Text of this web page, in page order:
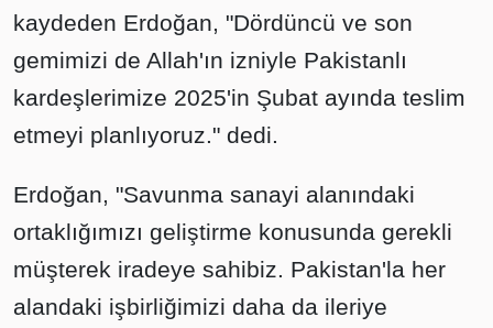
kaydeden Erdoğan, "Dördüncü ve son
gemimizi de Allah'ın izniyle Pakistanlı
kardeşlerimize 2025'in Şubat ayında teslim
etmeyi planlıyoruz." dedi.
Erdoğan, "Savunma sanayi alanındaki
ortaklığımızı geliştirme konusunda gerekli
müşterek iradeye sahibiz. Pakistan'la her
alandaki işbirliğimizi daha da ileriye